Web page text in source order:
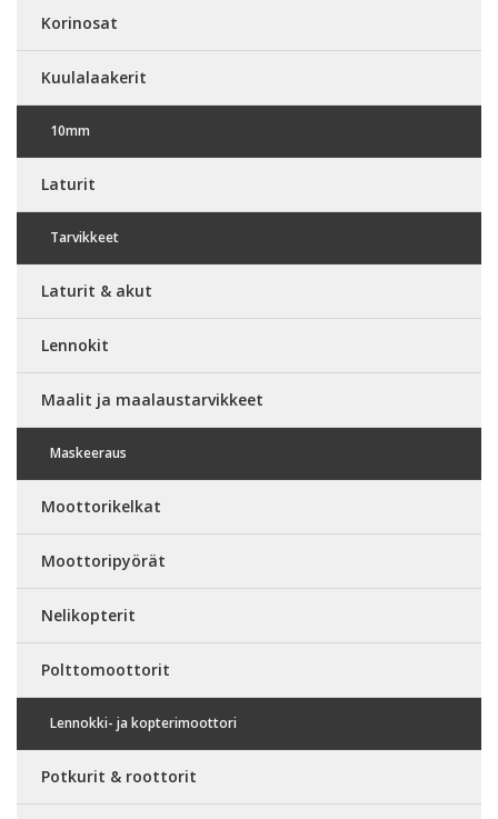
Korinosat
Kuulalaakerit
10mm
Laturit
Tarvikkeet
Laturit & akut
Lennokit
Maalit ja maalaustarvikkeet
Maskeeraus
Moottorikelkat
Moottoripyörät
Nelikopterit
Polttomoottorit
Lennokki- ja kopterimoottori
Potkurit & roottorit